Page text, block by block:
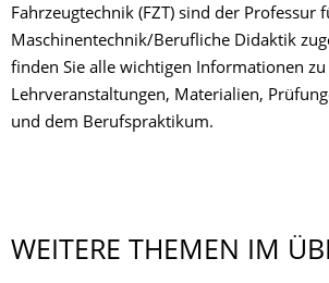
Fahrzeugtechnik (FZT) sind der Professur
Maschinentechnik/Berufliche Didaktik
finden Sie alle wichtigen Informationen zu
Lehrveranstaltungen, Materialien,
und dem Berufspraktikum.
WEITERE THEMEN IM